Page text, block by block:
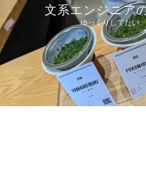
テ
ツ
へ
ス
ッ
プ
文系エンジニア
ゆっくりしてたい